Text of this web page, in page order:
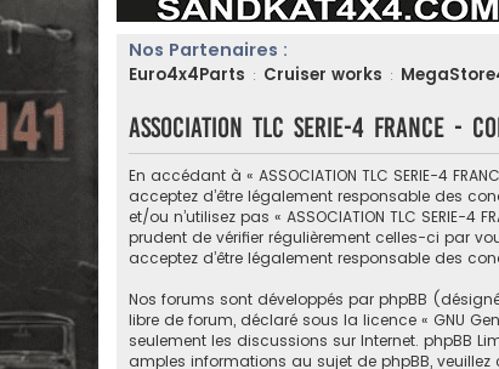
Nos Partenaires :
Euro4x4Parts : Cruiser works :
ASSOCIATION TLC SERIE-4 FRANCE
En accédant à « ASSOCIATION TLC SERIE-4
acceptez d’être légalement responsable des
et/ou n’utilisez pas « ASSOCIATION TLC
prudent de vérifier régulièrement celles-ci par
acceptez d’être légalement responsable des
Nos forums sont développés par phpBB
libre de forum, déclaré sous la licence « GNU
seulement les discussions sur Internet. phpBB
amples informations au sujet de phpBB, veuillez